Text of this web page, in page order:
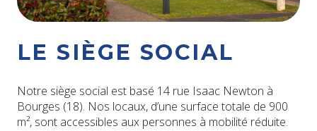
LE SIÈGE SOCIAL
Notre siège social est basé 14 rue Isaac Newton à
Bourges (18). Nos locaux, d’une surface totale de 900
m², sont accessibles aux personnes à mobilité réduite.